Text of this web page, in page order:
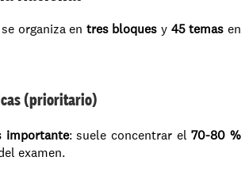
organiza en tres bloques y 45 temas en
(prioritario)
importante: suele concentrar el 70-80 %
examen.